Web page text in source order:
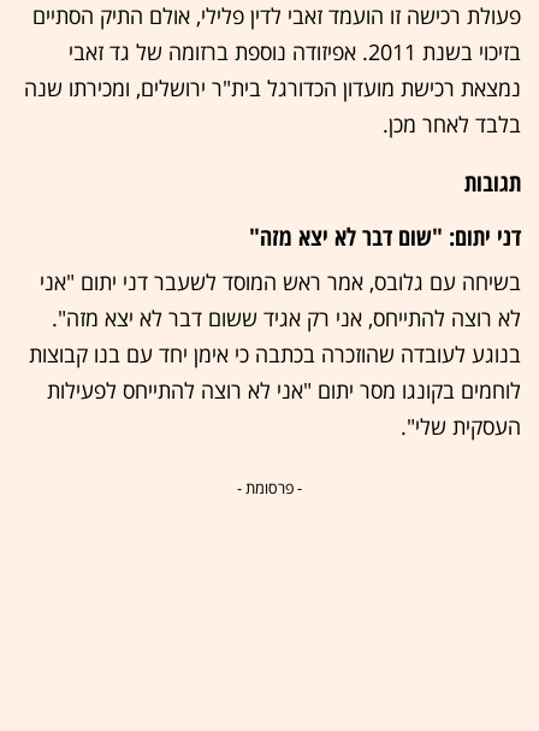
פעולת רכישה זו הועמד זאבי לדין פלילי, אולם התיק הסתיים
בזיכוי בשנת 2011. אפיזודה נוספת ברזומה של גד זאבי
נמצאת רכישת מועדון הכדורגל בית"ר ירושלים, ומכירתו שנה
בלבד לאחר מכן.
תגובות
דני יתום: "שום דבר לא יצא מזה"
בשיחה עם גלובס, אמר ראש המוסד לשעבר דני יתום "אני
לא רוצה להתייחס, אני רק אגיד ששום דבר לא יצא מזה".
בנוגע לעובדה שהוזכרה בכתבה כי אימן יחד עם בנו קבוצות
לוחמים בקונגו מסר יתום "אני לא רוצה להתייחס לפעילות
העסקית שלי".
- פרסומת -